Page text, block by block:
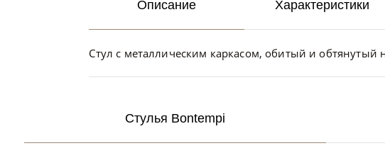
Описание
Стул с металлическим каркасом, обитый и обтянутый
Характеристики
Стулья Bontempi